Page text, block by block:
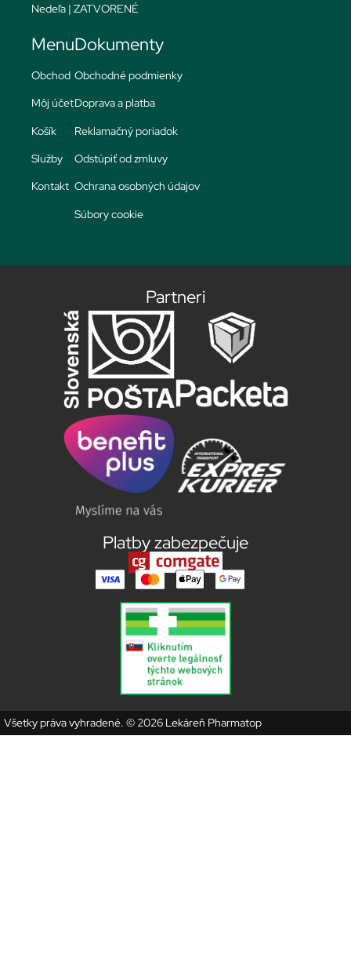
Nedeľa | ZATVORENÉ
Menu
Obchod
Môj účet
Košík
Služby
Kontakt
Dokumenty
Obchodné podmienky
Doprava a platba
Reklamačný poriadok
Odstúpiť od zmluvy
Ochrana osobných údajov
Súbory cookie
Partneri
Platby zabezpečuje
Všetky práva vyhradené. © 2026 Lekáreň Pharmatop